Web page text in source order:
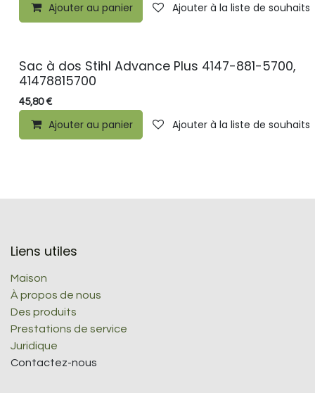
Ajouter au panier Ajouter à la liste de souhaits
Sac à dos Stihl Advance Plus 4147-881-5700,
41478815700
45,80€
Ajouter au panier Ajouter à la liste de souhaits
Liens utiles
Maison
À propos de nous
Des produits
Prestations de service
Juridique
Contactez-nous